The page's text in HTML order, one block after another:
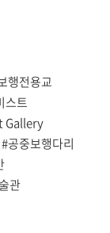
행전용교
스트
Gallery
#공중보행다리
관